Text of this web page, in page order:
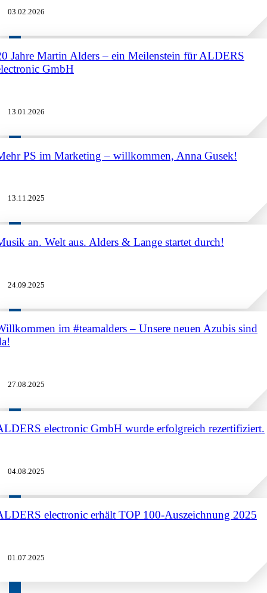
03.02.2026
Jahre Martin Alders – ein Meilenstein für ALDERS
GmbH
13.01.2026
PS im Marketing – willkommen, Anna Gusek!
13.11.2025
an. Welt aus. Alders & Lange startet durch!
24.09.2025
im #teamalders – Unsere neuen Azubis sind
27.08.2025
electronic GmbH wurde erfolgreich rezertifiziert.
04.08.2025
electronic erhält TOP 100-Auszeichnung 2025
01.07.2025